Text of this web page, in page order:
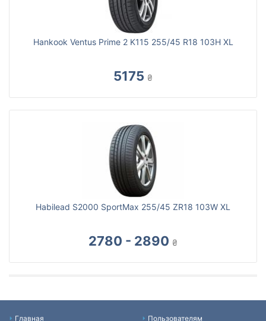
Hankook Ventus Prime 2 K115 255/45 R18 103H XL
5175 ₴
Habilead S2000 SportMax 255/45 ZR18 103W XL
2780 - 2890 ₴
Главная
Пользователям